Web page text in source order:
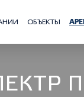
ОБЪЕКТЫ